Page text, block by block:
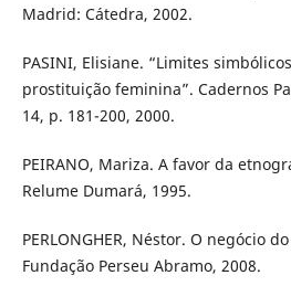
Madrid: Cátedra, 2002.
PASINI, Elisiane. “Limites
prostituição feminina”. Cadernos
14, p. 181-200, 2000.
PEIRANO, Mariza. A favor da
Relume Dumará, 1995.
PERLONGHER, Néstor. O negócio
Fundação Perseu Abramo, 2008.